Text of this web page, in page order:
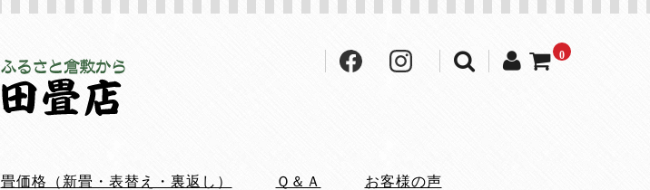
0
畳価格（新畳・表替え・裏返し） Ｑ＆Ａ お客様の声